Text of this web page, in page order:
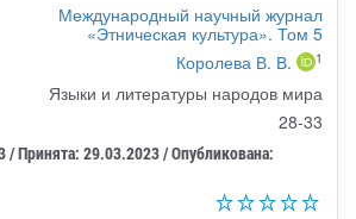
Международный научный журнал
«Этническая культура». Том 5
Королева В. В. 1
Языки и литературы народов мира
28-33
/ Принята: 29.03.2023 / Опубликована: